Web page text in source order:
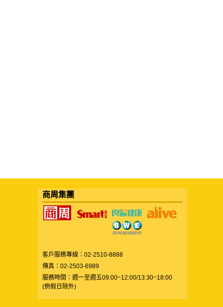
商周集團
客戶服務專線：02-2510-8888
傳真：02-2503-6989
服務時間：週一至週五09:00~12:00/13:30~18:00
(例假日除外)